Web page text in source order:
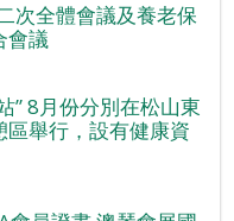
次全體會議及養老保
會議
” 8月份分別在松山東
舉行，設有健康資